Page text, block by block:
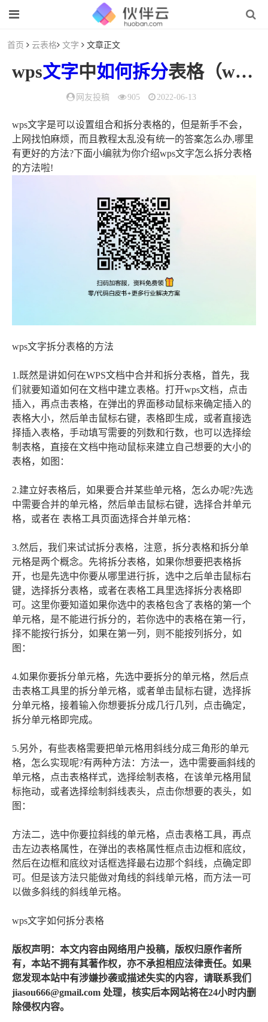
首页 云表格 文字 文章正文
wps文字中如何拆分表格（wps的表格怎么拆分）
网友投稿 905 2022-06-13
wps文字是可以设置组合和拆分表格的，但是新手不会，
上网找怕麻烦，而且教程太乱没有统一的答案怎么办,哪里
有更好的方法?下面小编就为你介绍wps文字怎么拆分表格
的方法啦!
wps文字拆分表格的方法
1.既然是讲如何在WPS文档中合并和拆分表格，首先，我
们就要知道如何在文档中建立表格。打开wps文档，点击
插入，再点击表格，在弹出的界面移动鼠标来确定插入的
表格大小，然后单击鼠标右键，表格即生成，或者直接选
择插入表格，手动填写需要的列数和行数，也可以选择绘
制表格，直接在文档中拖动鼠标来建立自己想要的大小的
表格，如图：
2.建立好表格后，如果要合并某些单元格，怎么办呢?先选
中需要合并的单元格，然后单击鼠标右键，选择合并单元
格，或者在 表格工具页面选择合并单元格：
3.然后，我们来试试拆分表格，注意，拆分表格和拆分单
元格是两个概念。先将拆分表格，如果你想要把表格拆
开，也是先选中你要从哪里进行拆，选中之后单击鼠标右
键，选择拆分表格，或者在表格工具里选择拆分表格即
可。这里你要知道如果你选中的表格包含了表格的第一个
单元格，是不能进行拆分的，若你选中的表格在第一行，
择不能按行拆分，如果在第一列，则不能按列拆分，如
图：
4.如果你要拆分单元格，先选中要拆分的单元格，然后点
击表格工具里的拆分单元格，或者单击鼠标右键，选择拆
分单元格，接着输入你想要拆分成几行几列，点击确定，
拆分单元格即完成。
5.另外，有些表格需要把单元格用斜线分成三角形的单元
格，怎么实现呢?有两种方法：方法一，选中需要画斜线的
单元格，点击表格样式，选择绘制表格，在该单元格用鼠
标拖动，或者选择绘制斜线表头，点击你想要的表头，如
图：
方法二，选中你要拉斜线的单元格，点击表格工具，再点
击左边表格属性，在弹出的表格属性框点击边框和底纹，
然后在边框和底纹对话框选择最右边那个斜线，点确定即
可。但是该方法只能做对角线的斜线单元格，而方法一可
以做多斜线的斜线单元格。
wps文字如何拆分表格
版权声明：本文内容由网络用户投稿，版权归原作者所
有，本站不拥有其著作权，亦不承担相应法律责任。如果
您发现本站中有涉嫌抄袭或描述失实的内容，请联系我们
jiasou666@gmail.com 处理，核实后本网站将在24小时内删
除侵权内容。